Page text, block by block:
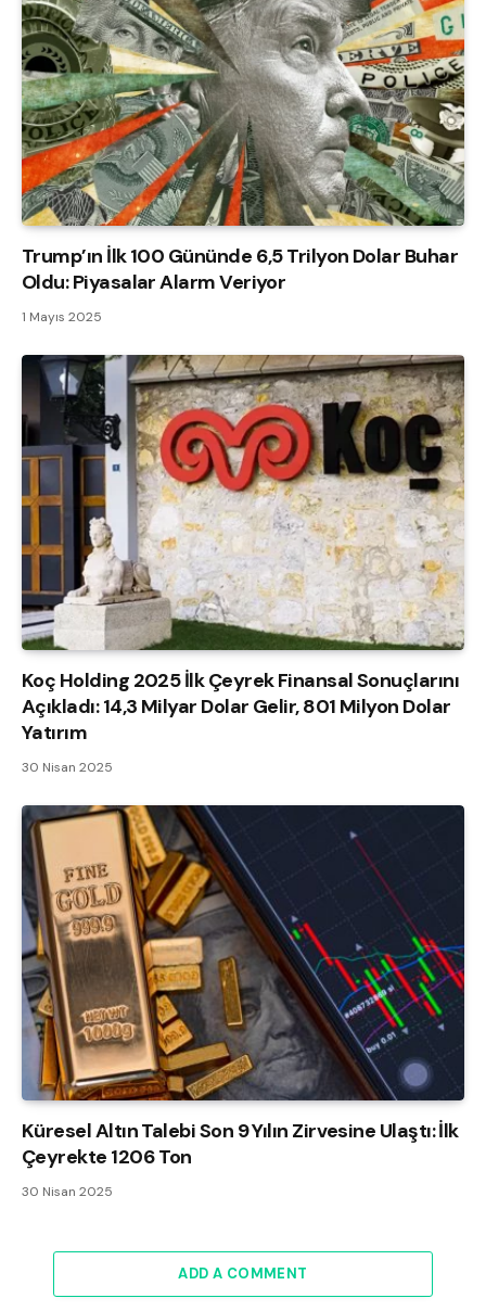
Trump’ın İlk 100 Gününde 6,5 Trilyon Dolar Buhar
Oldu: Piyasalar Alarm Veriyor
1 Mayıs 2025
Koç Holding 2025 İlk Çeyrek Finansal Sonuçlarını
Açıkladı: 14,3 Milyar Dolar Gelir, 801 Milyon Dolar
Yatırım
30 Nisan 2025
Küresel Altın Talebi Son 9 Yılın Zirvesine Ulaştı: İlk
Çeyrekte 1206 Ton
30 Nisan 2025
ADD A COMMENT